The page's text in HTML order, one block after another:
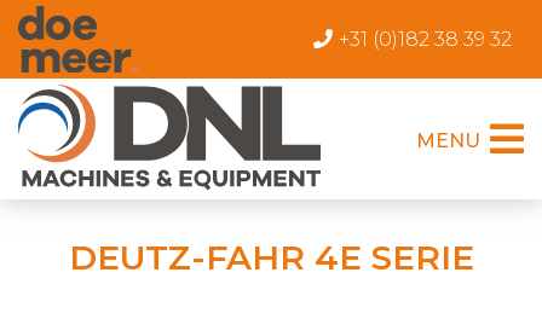
+31 (0)182 38 39 32
MENU
DEUTZ-FAHR 4E SERIE